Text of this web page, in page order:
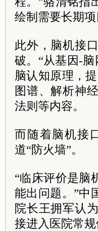
绘制需要长期
此外，脑机接
破。“从基因-
脑认知原理，
图谱、解析神
法则等内容。
而随着脑机接
道“防火墙”。
“临床评价是脑
能出问题。”中
院长王拥军认
接进入医院常